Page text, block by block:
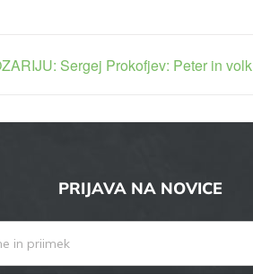
Sergej Prokofjev: Peter in volk
PRIJAVA NA NOVICE